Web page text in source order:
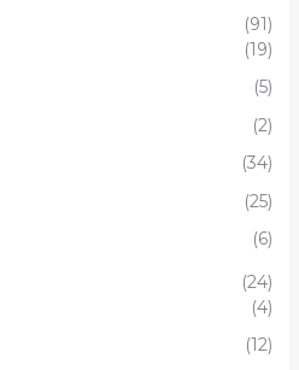
(91)
(19)
(5)
(2)
(34)
(25)
(6)
(24)
(4)
(12)